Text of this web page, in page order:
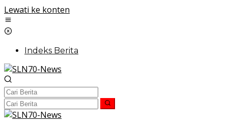
Lewati ke konten
Indeks Berita